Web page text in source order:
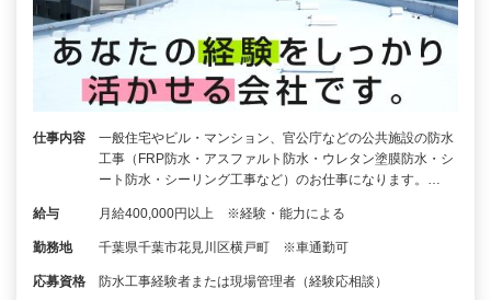
仕事内容
一般住宅やビル・マンション、官公庁などの公共施設の防水
工事（FRP防水・アスファルト防水・ウレタン塗膜防水・シ
ート防水・シーリング工事など）のお仕事になります。…
給与 月給400,000円以上 ※経験・能力による
勤務地 千葉県千葉市花見川区横戸町 ※車通勤可
応募資格 防水工事経験者または現場管理者（経験応相談）